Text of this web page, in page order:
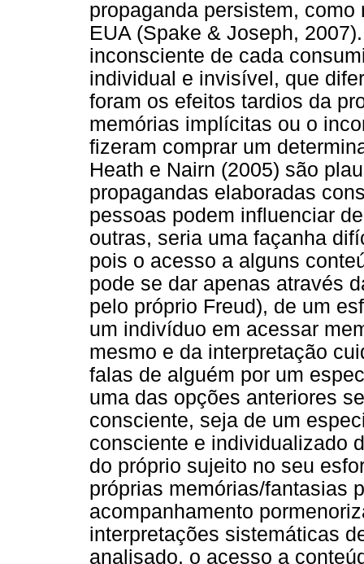
propaganda persistem, como
EUA (Spake & Joseph,
inconsciente de cada
individual e invisível, que
foram os efeitos tardios da
memórias implícitas ou o
fizeram comprar um
Heath e Nairn (2005) são
propagandas elaboradas
pessoas podem influenciar
outras, seria uma façanha
pois o acesso a alguns
pode se dar apenas através
pelo próprio Freud), de um
um indivíduo em acessar
mesmo e da interpretação
falas de alguém por um
uma das opções anteriores
consciente, seja de um
consciente e individualizado
do próprio sujeito no seu
próprias memórias/fantasias
acompanhamento
interpretações sistemáticas
analisado, o acesso a